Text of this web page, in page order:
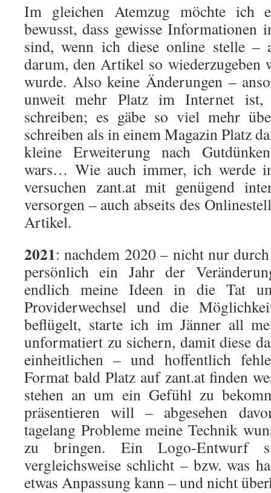
Im gleichen Atemzug möchte ich
bewusst, dass gewisse
sind, wenn ich diese online stelle –
darum, den Artikel so wiederzugeben
wurde. Also keine Änderungen –
unweit mehr Platz im Internet
schreiben; es gäbe so viel mehr
schreiben als in einem Magazin Platz
kleine Erweiterung nach
wars… Wie auch immer, ich werde
versuchen zant.at mit genügend
versorgen – auch abseits des
Artikel.
2021: nachdem 2020 – nicht nur
persönlich ein Jahr der
endlich meine Ideen in die Tat
Providerwechsel und die
beflügelt, starte ich im Jänner all
unformatiert zu sichern, damit diese
einheitlichen – und hoffentlich
Format bald Platz auf zant.at finden
stehen an um ein Gefühl zu
präsentieren will – abgesehen
tagelang Probleme meine Technik
zu bringen. Ein Logo-Entwurf
vergleichsweise schlicht – bzw. was
etwas Anpassung kann – und nicht